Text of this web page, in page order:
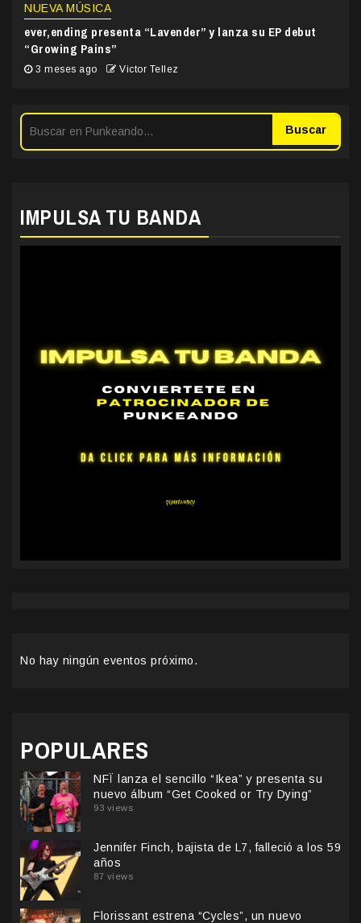
NUEVA MÚSICA
ever,ending presenta “Lavender” y lanza su EP debut
“Growing Pains”
3 meses ago Victor Tellez
Buscar
IMPULSA TU BANDA
No hay ningún eventos próximo.
POPULARES
NFÏ lanza el sencillo “Ikea” y presenta su
nuevo álbum “Get Cooked or Try Dying”
93 views
Jennifer Finch, bajista de L7, falleció a los 59
años
87 views
Florissant estrena “Cycles”, un nuevo